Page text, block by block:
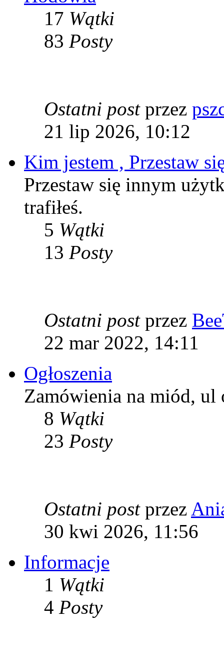
17 Wątki
83 Posty
Ostatni postprzez
21 lip 2026, 10:12
Kim jestem , Przestaw
Przestaw się innym
trafiłeś.
5 Wątki
13 Posty
Ostatni postprzez
22 mar 2022, 14:11
Ogłoszenia
Zamówienia na miód, ul
8 Wątki
23 Posty
Ostatni postprzez
30 kwi 2026, 11:56
Informacje
1 Wątki
4 Posty